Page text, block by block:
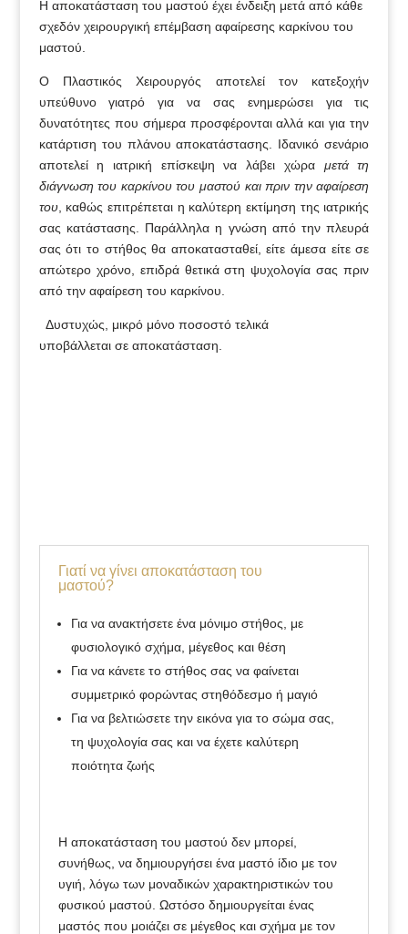
Η αποκατάσταση του μαστού έχει ένδειξη μετά από κάθε
σχεδόν χειρουργική επέμβαση αφαίρεσης καρκίνου του
μαστού.
Ο Πλαστικός Χειρουργός αποτελεί τον κατεξοχήν
υπεύθυνο γιατρό για να σας ενημερώσει για τις
δυνατότητες που σήμερα προσφέρoνται αλλά και για την
κατάρτιση του πλάνου αποκατάστασης. Ιδανικό σενάριο
αποτελεί η ιατρική επίσκεψη να λάβει χώρα μετά τη
διάγνωση του καρκίνου του μαστού και πριν την αφαίρεση
του, καθώς επιτρέπεται η καλύτερη εκτίμηση της ιατρικής
σας κατάστασης. Παράλληλα η γνώση από την πλευρά
σας ότι το στήθος θα αποκατασταθεί, είτε άμεσα είτε σε
απώτερο χρόνο, επιδρά θετικά στη ψυχολογία σας πριν
από την αφαίρεση του καρκίνου.
Δυστυχώς, μικρό μόνο ποσοστό τελικά
υποβάλλεται σε αποκατάσταση.
Γιατί να γίνει αποκατάσταση του
μαστού?
Για να ανακτήσετε ένα μόνιμο στήθος, με
φυσιολογικό σχήμα, μέγεθος και θέση
Για να κάνετε το στήθος σας να φαίνεται
συμμετρικό φορώντας στηθόδεσμο ή μαγιό
Για να βελτιώσετε την εικόνα για το σώμα σας,
τη ψυχολογία σας και να έχετε καλύτερη
ποιότητα ζωής
Η αποκατάσταση του μαστού δεν μπορεί,
συνήθως, να δημιουργήσει ένα μαστό ίδιο με τον
υγιή, λόγω των μοναδικών χαρακτηριστικών του
φυσικού μαστού. Ωστόσο δημιουργείται ένας
μαστός που μοιάζει σε μέγεθος και σχήμα με τον